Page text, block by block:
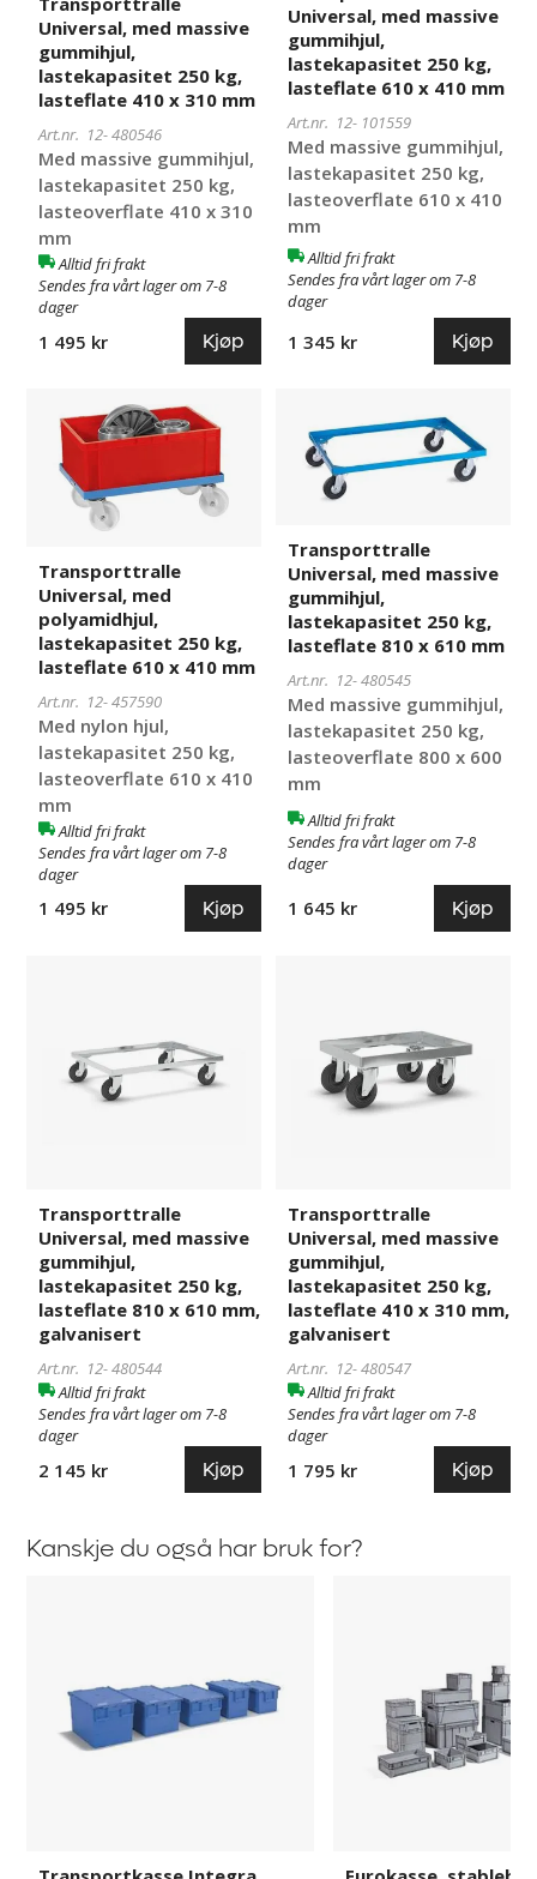
kg,
lasteflate
410
mm
Universal, med massive
gummihjul,
lastekapasitet 250 kg,
lasteflate 410 x 310 mm
Art.nr. 12-480546
Med massive gummihjul,
lastekapasitet 250 kg,
lasteoverflate 410 x 310
mm
Alltid fri frakt
Sendes fra vårt lager om 7-8
dager
1 495 kr Kjøp
kg,
lasteflate
610
410
mm
Universal, med massive
gummihjul,
lastekapasitet 250 kg,
lasteflate 610 x 410 mm
Art.nr. 12- 101559
Med massive gummihjul,
lastekapasitet 250 kg,
lasteoverflate 610 x 410
mm
Alltid fri frakt
Sendes fra vårt lager om 7-8
dager
1 345 kr Kjøp
Transporttralle
Universal,
med
polyamidhjul,
lastekapasitet
lasteflate
610
410
mm
Transporttralle
Universal, med
polyamidhjul,
lastekapasitet 250 kg,
lasteflate 610 x 410 mm
Art.nr. 12-457590
Med nylon hjul,
lastekapasitet 250 kg,
lasteoverflate 610 x 410
mm
Alltid fri frakt
Sendes fra vårt lager om 7-8
dager
1 495 kr Kjøp
Universal,
med
massive
gummihjul,
250
kg,
lasteflate
810
610
mm
Transporttralle
Universal, med massive
gummihjul,
lastekapasitet 250 kg,
lasteflate 810 x 610 mm
Art.nr. 12-480545
Med massive gummihjul,
lastekapasitet 250 kg,
lasteoverflate 800 x 600
mm
Alltid fri frakt
Sendes fra vårt lager om 7-8
dager
1 645 kr Kjøp
massive
gummihjul,
lastekapasitet
810
610
mm,
galvanisert
Transporttralle
Universal, med massive
gummihjul,
lastekapasitet 250 kg,
lasteflate 810 x 610 mm,
galvanisert
Art.nr. 12-480544
Alltid fri frakt
Sendes fra vårt lager om 7-8
dager
2 145 kr Kjøp
massive
gummihjul,
lastekapasitet
410
310
mm,
galvanisert
Transporttralle
Universal, med massive
gummihjul,
lastekapasitet 250 kg,
lasteflate 410 x 310 mm,
galvanisert
Art.nr. 12-480547
Alltid fri frakt
Sendes fra vårt lager om 7-8
dager
1 795 kr Kjøp
Kanskje du også har bruk for?